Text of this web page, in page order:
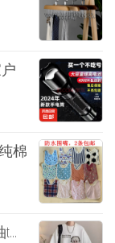
棉